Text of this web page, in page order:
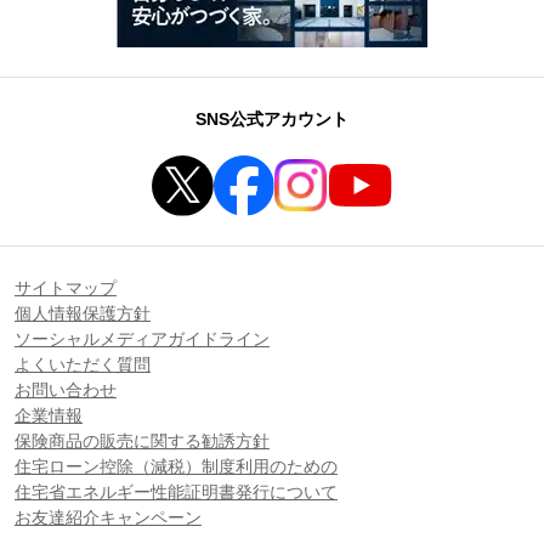
SNS公式アカウント
サイトマップ
個人情報保護方針
ソーシャルメディアガイドライン
よくいただく質問
お問い合わせ
企業情報
保険商品の販売に関する勧誘方針
住宅ローン控除（減税）制度利用のための
住宅省エネルギー性能証明書発行について
お友達紹介キャンペーン